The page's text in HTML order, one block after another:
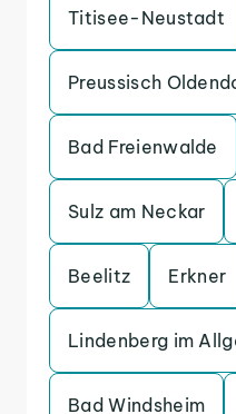
Titisee-Neustadt
Preussisch
Bad Freienwalde
Sulz am Neckar
Beelitz Erkner
Lindenberg im
Bad Windsheim